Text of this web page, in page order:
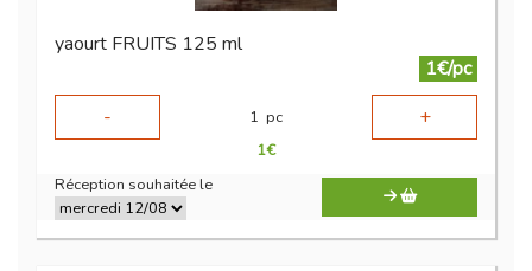
yaourt FRUITS 125 ml
1€/pc
-
1 pc +
1€
Réception souhaitée le